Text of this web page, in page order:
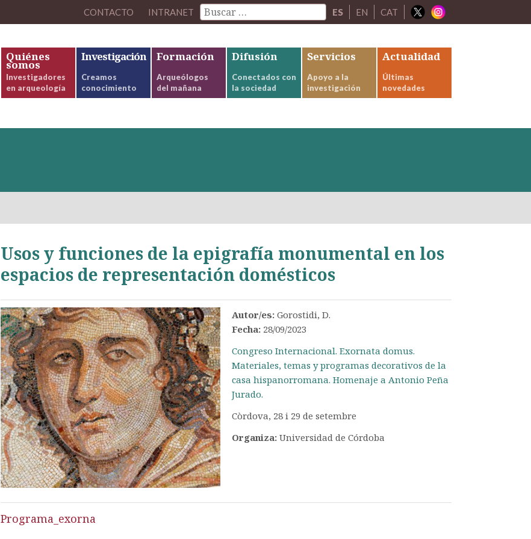
CONTACTO INTRANET ES EN CAT
Quiénes
somos
Investigadores
en arqueología
Investigación
Creamos
conocimiento
Formación
Arqueólogos
del mañana
Difusión
Conectados con
la sociedad
Servicios
Apoyo a la
investigación
Actualidad
Últimas
novedades
Usos y funciones de la epigrafía monumental en los
espacios de representación domésticos
Autor/es:Gorostidi, D.
Fecha: 28/09/2023
Congreso Internacional. Exornata domus.
Materiales, temas y programas decorativos de la
casa hispanorromana. Homenaje a Antonio Peña
Jurado.
Còrdova, 28 i 29 de setembre
Organiza:Universidad de Córdoba
Programa_exorna